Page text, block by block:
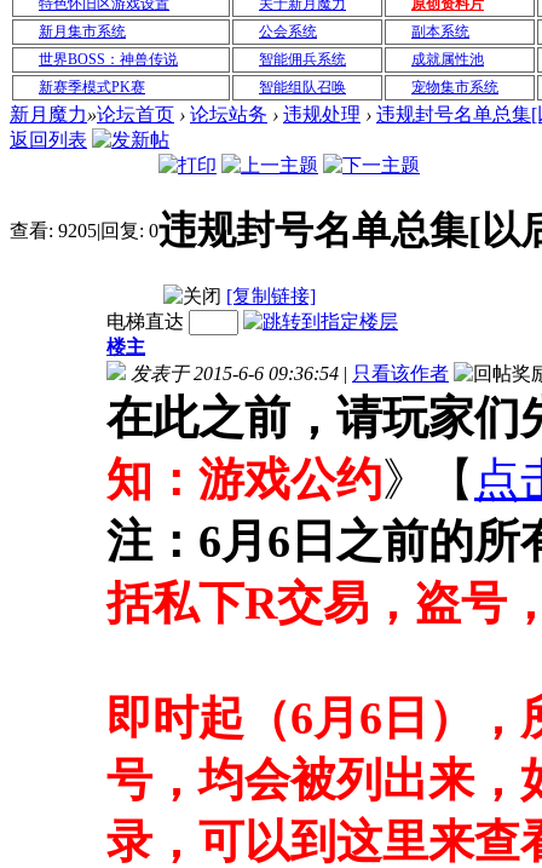
特色怀旧区游戏设置 关于新月魔力
原创资料片
新月集市系统
公会系统
副本系统
世界BOSS：神兽传说
智能佣兵系统
成就属性池
新赛季模式PK赛
智能组队召唤 宠物集市系统
新月魔力»论坛首页 › 论坛站务 › 违规处理 › 违规封号名单总集
返回列表
查看: 9205|回复: 0违规封号名单总集[以
[复制链接]
电梯直达
楼主
发表于 2015-6-6 09:36:54 | 只看该作者
在此之前，请玩家们
知：游戏公约》【 点
注：6月6日之前的
括私下R交易，盗号
即时起（6月6日）
号，均会被列出来，
录，可以到这里来查